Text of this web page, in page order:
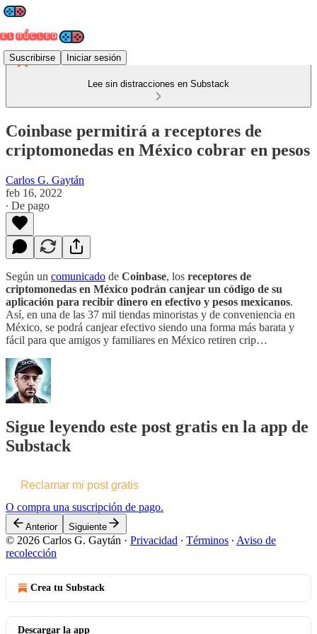
Suscribirse Iniciar sesión
Lee sin distracciones en Substack
Coinbase permitirá a receptores de
criptomonedas en México cobrar en pesos
Carlos G. Gaytán
feb 16, 2022
∙ De pago
Según un comunicado de Coinbase, los receptores de
criptomonedas en México podrán canjear un código de su
aplicación para recibir dinero en efectivo y pesos mexicanos.
Así, en una de las 37 mil tiendas minoristas y de conveniencia en
México, se podrá canjear efectivo siendo una forma más barata y
fácil para que amigos y familiares en México retiren crip…
Sigue leyendo este post gratis en la app de
Substack
Reclamar mi post gratis
O compra una suscripción de pago.
Anterior Siguiente
© 2026 Carlos G. Gaytán · Privacidad ∙ Términos ∙ Aviso de
recolección
Crea tu Substack
Descargar la app